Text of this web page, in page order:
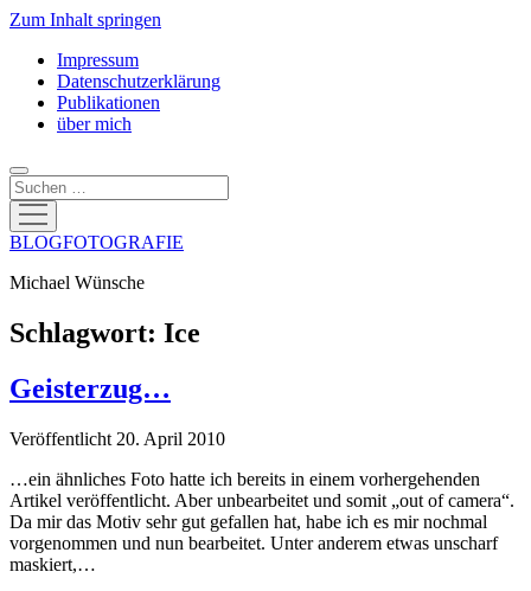
Zum Inhalt springen
Impressum
Datenschutzerklärung
Publikationen
über mich
Suchen
Menü
öffnen
BLOGFOTOGRAFIE
Michael Wünsche
Schlagwort: Ice
Geisterzug…
Veröffentlicht 20. April 2010
…ein ähnliches Foto hatte ich bereits in einem vorhergehenden
Artikel veröffentlicht. Aber unbearbeitet und somit „out of camera“.
Da mir das Motiv sehr gut gefallen hat, habe ich es mir nochmal
vorgenommen und nun bearbeitet. Unter anderem etwas unscharf
maskiert,…